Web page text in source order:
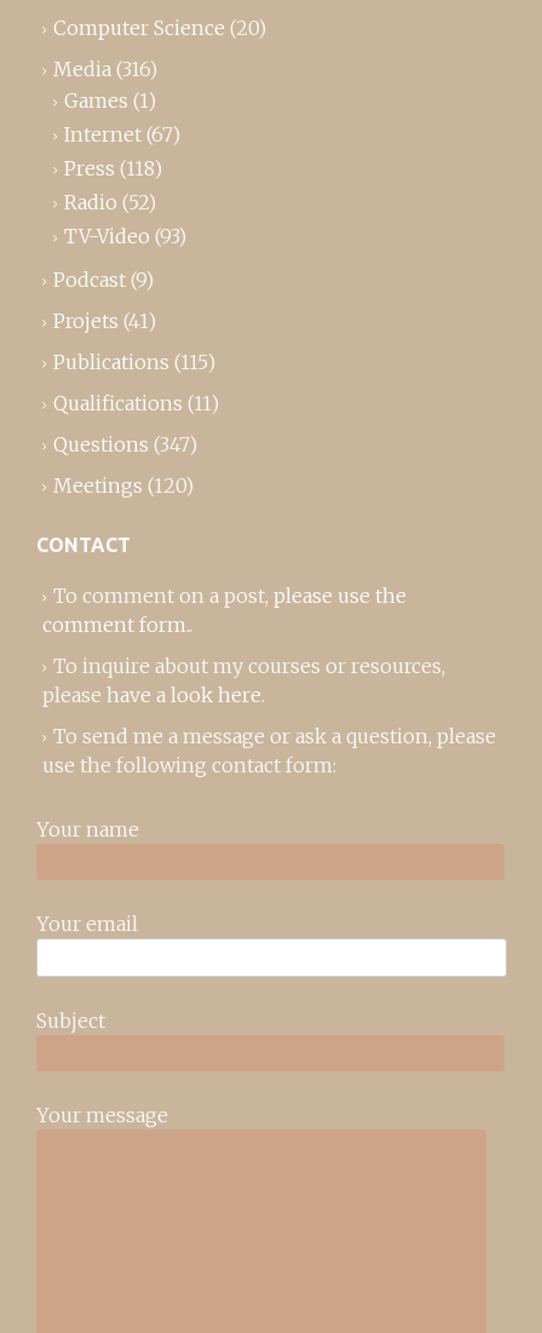
Computer Science (20)
Media (316)
Games (1)
Internet (67)
Press (118)
Radio (52)
TV-Video (93)
Podcast (9)
Projets (41)
Publications (115)
Qualifications (11)
Questions (347)
Meetings (120)
CONTACT
To comment on a post, please use the
comment form..
To inquire about my courses or resources,
please have a look here.
To send me a message or ask a question, please
use the following contact form:
Your name
Your email
Subject
Your message